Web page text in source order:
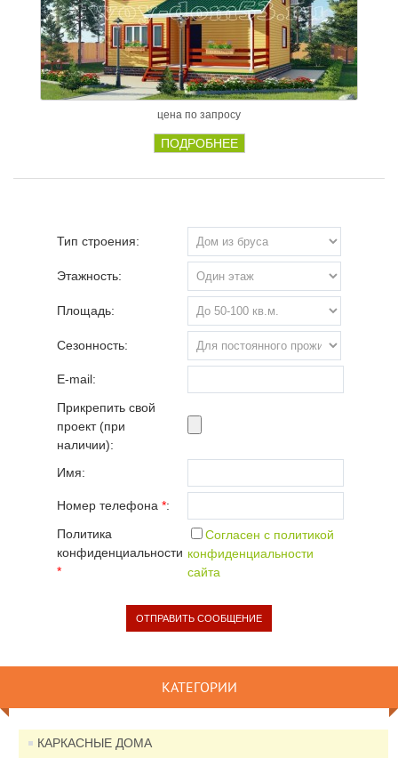
цена по запросу
ПОДРОБНЕЕ
Тип строения:
Этажность:
Площадь:
Сезонность:
E-mail:
Прикрепить свой
проект (при
наличии):
Имя:
Номер телефона *:
Политика
конфиденциальности
*
Согласен с политикой
конфиденциальности
сайта
КАТЕГОРИИ
КАРКАСНЫЕ ДОМА